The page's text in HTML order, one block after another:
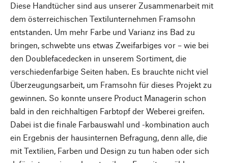
Diese Handtücher sind aus unserer Zusammenarbeit mit
dem österreichischen Textilunternehmen Framsohn
entstanden. Um mehr Farbe und Varianz ins Bad zu
bringen, schwebte uns etwas Zweifarbiges vor – wie bei
den Doublefacedecken in unserem Sortiment, die
verschiedenfarbige Seiten haben. Es brauchte nicht viel
Überzeugungsarbeit, um Framsohn für dieses Projekt zu
gewinnen. So konnte unsere Product Managerin schon
bald in den reichhaltigen Farbtopf der Weberei greifen.
Dabei ist die finale Farbauswahl und -kombination auch
ein Ergebnis der hausinternen Befragung, denn alle, die
mit Textilien, Farben und Design zu tun haben oder sich